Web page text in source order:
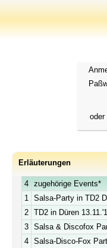
oder
Erläuterungen
4 zugehörige Events*
1 Salsa-Party in TD2
2 TD2 in Düren
3 Salsa & Discofox
4 Salsa-Disco-Fox